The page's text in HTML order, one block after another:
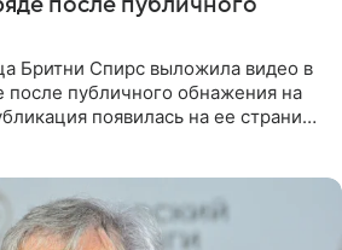
Бритни Спирс выложила видео в
после публичного обнажения на
появилась на ее странице